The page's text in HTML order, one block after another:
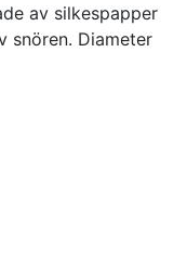
av silkespapper
snören. Diameter